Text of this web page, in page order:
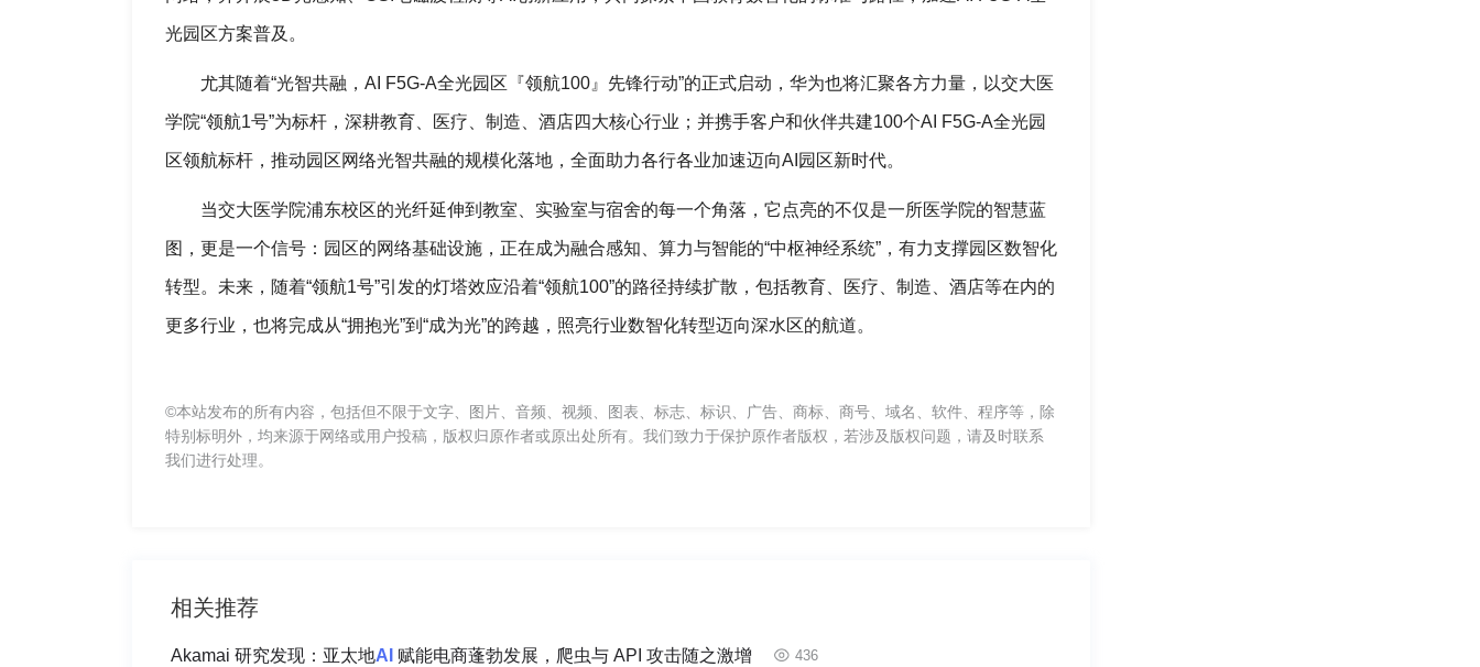
光园区方案普及。
尤其随着“光智共融，AI F5G-A全光园区『领航100』先锋行动”的正式启动，华为也将汇聚各方力量，以交大医
学院“领航1号”为标杆，深耕教育、医疗、制造、酒店四大核心行业；并携手客户和伙伴共建100个AI F5G-A全光园
区领航标杆，推动园区网络光智共融的规模化落地，全面助力各行各业加速迈向AI园区新时代。
当交大医学院浦东校区的光纤延伸到教室、实验室与宿舍的每一个角落，它点亮的不仅是一所医学院的智慧蓝
图，更是一个信号：园区的网络基础设施，正在成为融合感知、算力与智能的“中枢神经系统”，有力支撑园区数智化
转型。未来，随着“领航1号”引发的灯塔效应沿着“领航100”的路径持续扩散，包括教育、医疗、制造、酒店等在内的
更多行业，也将完成从“拥抱光”到“成为光”的跨越，照亮行业数智化转型迈向深水区的航道。
©本站发布的所有内容，包括但不限于文字、图片、音频、视频、图表、标志、标识、广告、商标、商号、域名、软件、程序等，除
特别标明外，均来源于网络或用户投稿，版权归原作者或原出处所有。我们致力于保护原作者版权，若涉及版权问题，请及时联系
我们进行处理。
相关推荐
Akamai 研究发现：亚太地AI 赋能电商蓬勃发展，爬虫与 API 攻击随之激增 436